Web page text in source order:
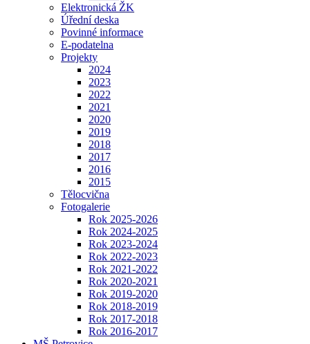
Elektronická ŽK
Úřední deska
Povinné informace
E-podatelna
Projekty
2024
2023
2022
2021
2020
2019
2018
2017
2016
2015
Tělocvična
Fotogalerie
Rok 2025-2026
Rok 2024-2025
Rok 2023-2024
Rok 2022-2023
Rok 2021-2022
Rok 2020-2021
Rok 2019-2020
Rok 2018-2019
Rok 2017-2018
Rok 2016-2017